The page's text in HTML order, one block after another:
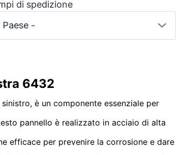
di spedizione
-
6432
è un componente essenziale per
pannello è realizzato in acciaio di alta
efficace per prevenire la corrosione e dare